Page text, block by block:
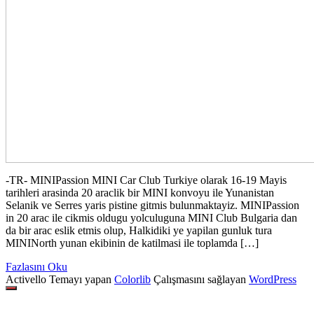
-TR- MINIPassion MINI Car Club Turkiye olarak 16-19 Mayis
tarihleri arasinda 20 araclik bir MINI konvoyu ile Yunanistan
Selanik ve Serres yaris pistine gitmis bulunmaktayiz. MINIPassion
in 20 arac ile cikmis oldugu yolculuguna MINI Club Bulgaria dan
da bir arac eslik etmis olup, Halkidiki ye yapilan gunluk tura
MININorth yunan ekibinin de katilmasi ile toplamda […]
Fazlasını Oku
Activello Temayı yapan Colorlib Çalışmasını sağlayan WordPress